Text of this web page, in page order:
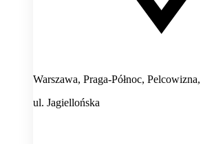
Warszawa, Praga-Północ, Pelcowizna,
ul. Jagiellońska